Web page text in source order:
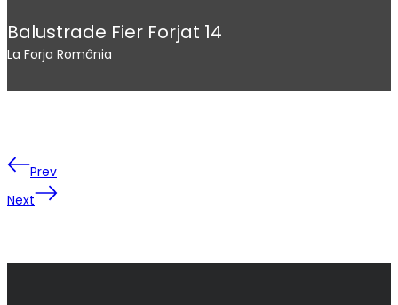
Balustrade Fier Forjat 14
La Forja România
Prev
Next